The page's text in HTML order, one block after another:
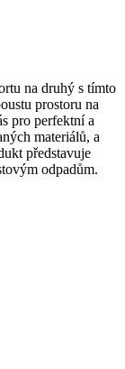
na druhý s tímto
prostoru na
pro perfektní a
materiálů, a
představuje
odpadům.